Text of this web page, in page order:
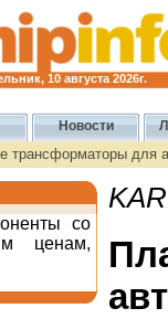
10 августа 2026г.
Новости
трансформаторы для
со
ценам,